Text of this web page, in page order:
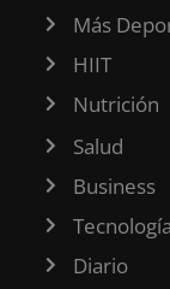
Más
HIIT
Nutrición
Salud
Business
Tecnología
Diario